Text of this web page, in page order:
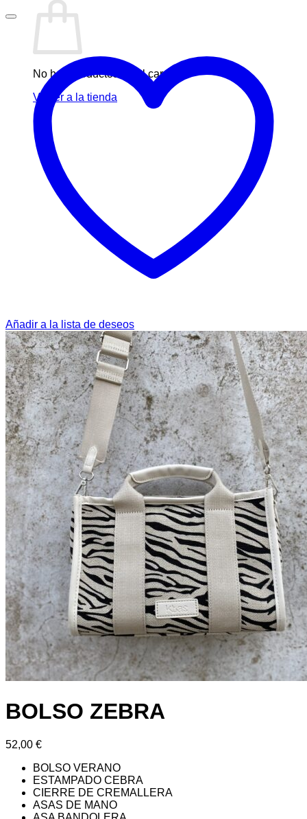
No hay productos en el carrito.
Volver a la tienda
Añadir a la lista de deseos
BOLSO ZEBRA
52,00 €
BOLSO VERANO
ESTAMPADO CEBRA
CIERRE DE CREMALLERA
ASAS DE MANO